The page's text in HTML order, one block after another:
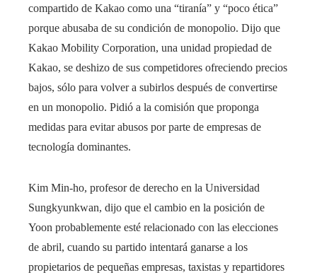
compartido de Kakao como una “tiranía” y “poco ética”
porque abusaba de su condición de monopolio. Dijo que
Kakao Mobility Corporation, una unidad propiedad de
Kakao, se deshizo de sus competidores ofreciendo precios
bajos, sólo para volver a subirlos después de convertirse
en un monopolio. Pidió a la comisión que proponga
medidas para evitar abusos por parte de empresas de
tecnología dominantes.
Kim Min-ho, profesor de derecho en la Universidad
Sungkyunkwan, dijo que el cambio en la posición de
Yoon probablemente esté relacionado con las elecciones
de abril, cuando su partido intentará ganarse a los
propietarios de pequeñas empresas, taxistas y repartidores